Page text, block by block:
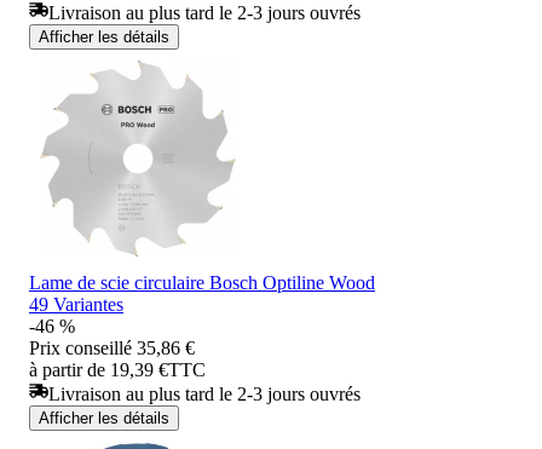
Livraison au plus tard le 2-3 jours ouvrés
Afficher les détails
Lame de scie circulaire Bosch Optiline Wood
49 Variantes
-46 %
Prix conseillé 35,86 €
à partir de 19,39 €TTC
Livraison au plus tard le 2-3 jours ouvrés
Afficher les détails